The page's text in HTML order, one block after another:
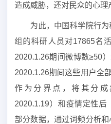
造成威胁，还对民众的心理
为此，中国科学院行
组的科研人员对17865名
2020.1.26期间微博数≥50
2020.1.26期间这些用户全
作为分界点，将其分成
2020.1.19）和疫情定性后
部分数据，通过词频分析